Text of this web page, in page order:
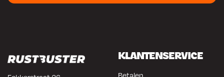
KLANTENSERVICE
Betalen